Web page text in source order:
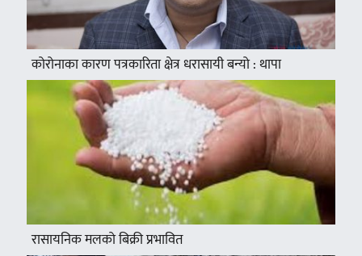
कोरोनाका कारण पत्रकारिता क्षेत्र धरासायी बन्यो : थापा
रासायनिक मलको बिक्री प्रभावित